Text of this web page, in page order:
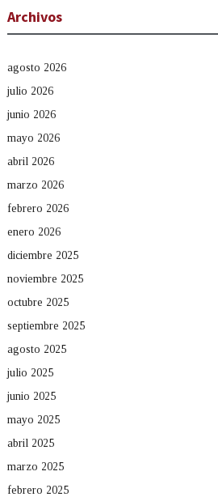
Archivos
agosto 2026
julio 2026
junio 2026
mayo 2026
abril 2026
marzo 2026
febrero 2026
enero 2026
diciembre 2025
noviembre 2025
octubre 2025
septiembre 2025
agosto 2025
julio 2025
junio 2025
mayo 2025
abril 2025
marzo 2025
febrero 2025